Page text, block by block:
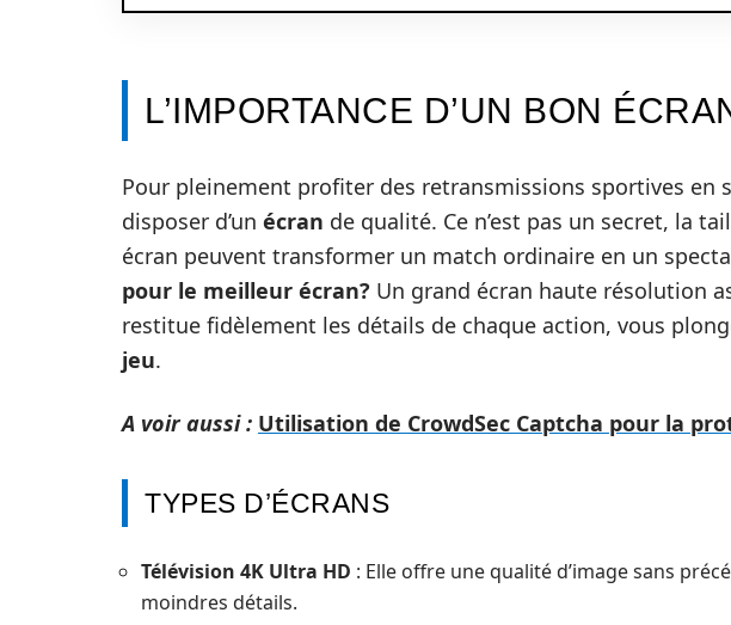
L’IMPORTANCE D’UN BON
Pour pleinement profiter des retransmissions sportives en
disposer d’un écran de qualité. Ce n’est pas un secret, la
écran peuvent transformer un match ordinaire en un
pour le meilleur écran? Un grand écran haute résolution
restitue fidèlement les détails de chaque action, vous
jeu.
A voir aussi : Utilisation de CrowdSec Captcha pour la
TYPES D’ÉCRANS
Télévision 4K Ultra HD : Elle offre une qualité d’image sans
moindres détails.